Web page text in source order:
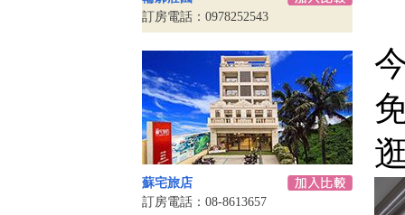
訂房電話：0978252543
蘇宅旅店
訂房電話：08-8613657